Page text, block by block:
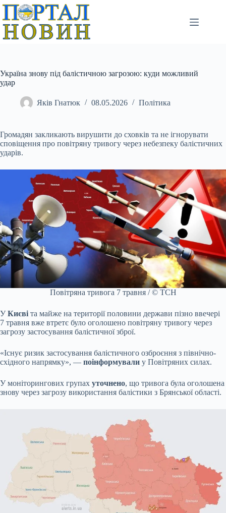
Перейти
вмісту
Україна знову під балістичною загрозою: куди можливий
удар
Яків Гнатюк 08.05.2026 Політика
Громадян закликають вирушити до сховків та не ігнорувати
сповіщення про повітряну тривогу через небезпеку балістичних
ударів.
Повітряна тривога 7 травня / © ТСН
УКиєві та майже на території половини держави пізно ввечері
7 травня вже втретє було оголошено повітряну тривогу через
загрозу застосування балістичної зброї.
«Існує ризик застосування балістичного озброєння з північно-
східного напрямку», — поінформували у Повітряних силах.
У моніторингових групах уточнено, що тривога була оголошена
знову через загрозу використання балістики з Брянської області.